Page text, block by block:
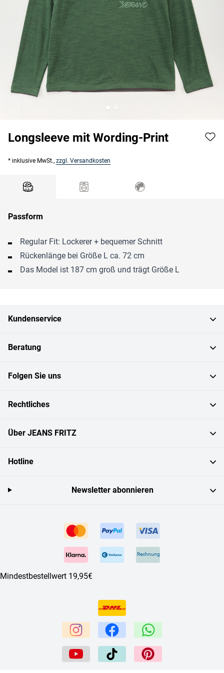
Longsleeve mit Wording-Print
* inklusive MwSt., zzgl. Versandkosten
Passform
Regular Fit: Lockerer + bequemer Schnitt
Rückenlänge bei Größe L ca. 72 cm
Das Model ist 187 cm groß und trägt Größe L
Kundenservice
Beratung
Folgen Sie uns
Rechtliches
Über JEANS FRITZ
Hotline
Rechnung
Mindestbestellwert 19,95€
Newsletter abonnieren